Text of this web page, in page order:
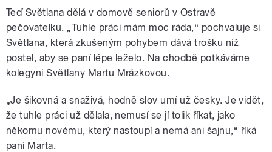
Teď Světlana dělá v domově seniorů v Ostravě
pečovatelku. „Tuhle práci mám moc ráda,“ pochvaluje si
Světlana, která zkušeným pohybem dává trošku níž
postel, aby se paní lépe leželo. Na chodbě potkáváme
kolegyni Světlany Martu Mrázkovou.
„Je šikovná a snaživá, hodně slov umí už česky. Je vidět,
že tuhle práci už dělala, nemusí se jí tolik říkat, jako
někomu novému, který nastoupí a nemá ani šajnu,“ říká
paní Marta.